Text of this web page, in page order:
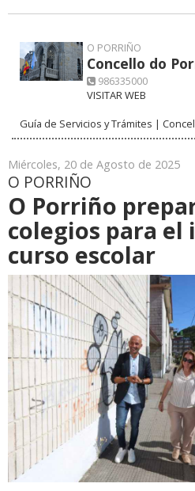
O PORRIÑO
Concello do
986335000
VISITAR WEB
Guía de Servicios y Trámites |
Miércoles, 20 de Agosto de 2025
O PORRIÑO
O Porriño
colegios para el
curso escolar